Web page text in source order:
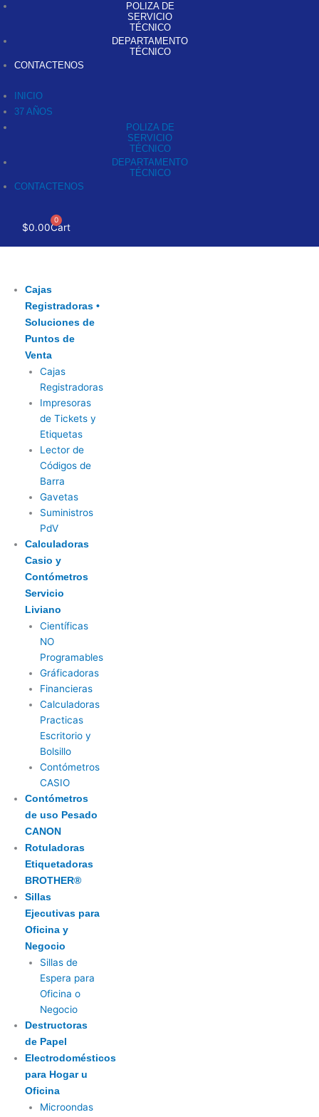
POLIZA DE
SERVICIO
TÉCNICO
DEPARTAMENTO
TÉCNICO
CONTACTENOS
INICIO
37 AÑOS
POLIZA DE
SERVICIO
TÉCNICO
DEPARTAMENTO
TÉCNICO
CONTACTENOS
$0.00
0
Cart
Cajas
Registradoras •
Soluciones de
Puntos de
Venta
Cajas
Registradoras
Impresoras
de Tickets y
Etiquetas
Lector de
Códigos de
Barra
Gavetas
Suministros
PdV
Calculadoras
Casio y
Contómetros
Servicio
Liviano
Científicas
NO
Programables
Gráficadoras
Financieras
Calculadoras
Practicas
Escritorio y
Bolsillo
Contómetros
CASIO
Contómetros
de uso Pesado
CANON
Rotuladoras
Etiquetadoras
BROTHER®
Sillas
Ejecutivas para
Oficina y
Negocio
Sillas de
Espera para
Oficina o
Negocio
Destructoras
de Papel
Electrodomésticos
para Hogar u
Oficina
Microondas